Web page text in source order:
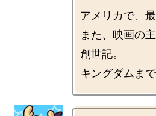
アメリカで、
また、映画の
創世記。